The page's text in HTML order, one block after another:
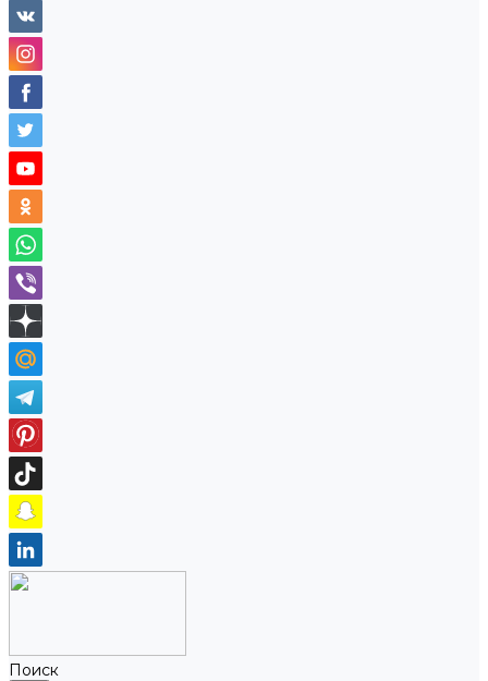
Поиск